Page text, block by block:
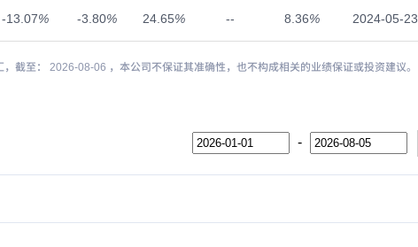
-13.07% -3.80% 24.65% -- 8.36% 2024-05-23
截至： 2026-08-06 ，本公司不保证其准确性，也不构成相关的业绩保证或投资建议。
-